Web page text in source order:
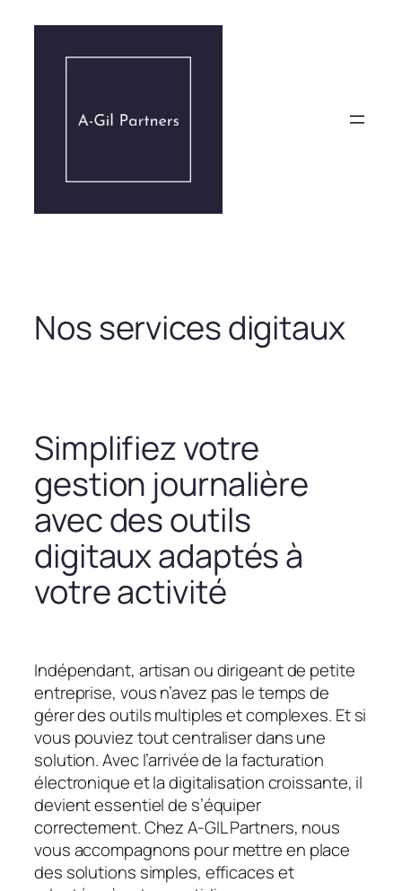
contenu
Nos services digitaux
Simplifiez votre
gestion journalière
avec des outils
digitaux adaptés à
votre activité
Indépendant, artisan ou dirigeant de petite
entreprise, vous n’avez pas le temps de
gérer des outils multiples et complexes. Et si
vous pouviez tout centraliser dans une
solution. Avec l’arrivée de la facturation
électronique et la digitalisation croissante, il
devient essentiel de s’équiper
correctement. Chez A-GIL Partners, nous
vous accompagnons pour mettre en place
des solutions simples, efficaces et